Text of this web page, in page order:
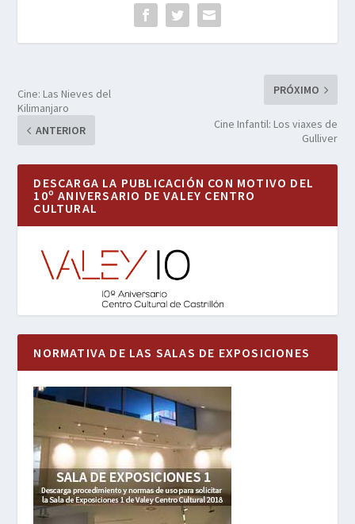
Cine: Las Nieves del
Kilimanjaro
ANTERIOR
PRÓXIMO
Cine Infantil: Los viaxes de
Gulliver
DESCARGA LA PUBLICACIÓN CON MOTIVO DEL
10º ANIVERSARIO DE VALEY CENTRO
CULTURAL
NORMATIVA DE LAS SALAS DE EXPOSICIONES